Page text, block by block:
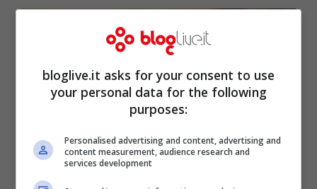
bloglive.it asks for your consent to use
your personal data for the following
purposes:
Personalised advertising and content, advertising and
content measurement, audience research and
services development